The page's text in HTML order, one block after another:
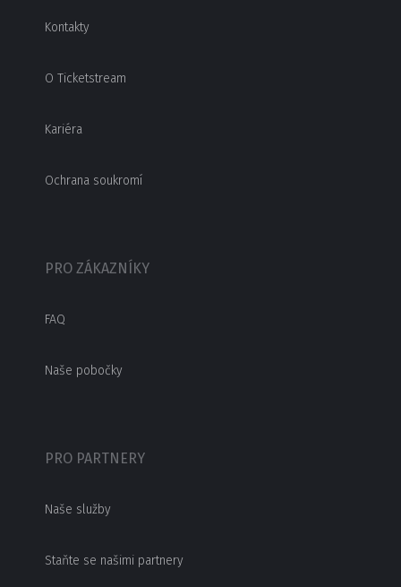
Kontakty
O Ticketstream
Kariéra
Ochrana soukromí
PRO ZÁKAZNÍKY
FAQ
Naše pobočky
PRO PARTNERY
Naše služby
Staňte se našimi partnery